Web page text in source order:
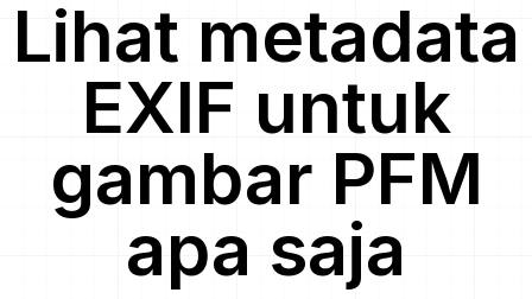
Lihat metadata
EXIF untuk
gambar PFM
apa saja